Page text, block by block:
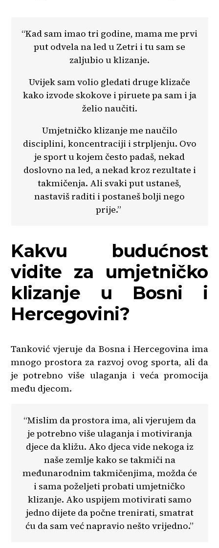
“Kad sam imao tri godine, mama me prvi
put odvela na led u Zetri i tu sam se
zaljubio u klizanje.
Uvijek sam volio gledati druge klizače
kako izvode skokove i piruete pa sam i ja
želio naučiti.
Umjetničko klizanje me naučilo
disciplini, koncentraciji i strpljenju. Ovo
je sport u kojem često padaš, nekad
doslovno na led, a nekad kroz rezultate i
takmičenja. Ali svaki put ustaneš,
nastaviš raditi i postaneš bolji nego
prije.”
Kakvu budućnost
vidite za umjetničko
klizanje u Bosni i
Hercegovini?
Tanković vjeruje da Bosna i Hercegovina ima
mnogo prostora za razvoj ovog sporta, ali da
je potrebno više ulaganja i veća promocija
među djecom.
“Mislim da prostora ima, ali vjerujem da
je potrebno više ulaganja i motiviranja
djece da kližu. Ako djeca vide nekoga iz
naše zemlje kako se takmiči na
međunarodnim takmičenjima, možda će
i sama poželjeti probati umjetničko
klizanje. Ako uspijem motivirati samo
jedno dijete da počne trenirati, smatrat
ću da sam već napravio nešto vrijedno.”